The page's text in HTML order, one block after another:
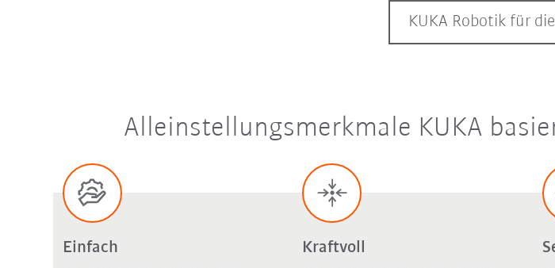
KUKA Robotik für
Alleinstellungsmerkmale KUKA
Einfach Kraftvoll